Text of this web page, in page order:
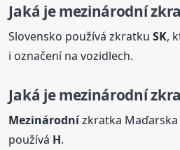
Jaká jemezinárodní
Slovensko používá zkratkuSK,
i označení na vozidlech.
Jaká jemezinárodní
Mezinárodnízkratka Maďarska
používá H.